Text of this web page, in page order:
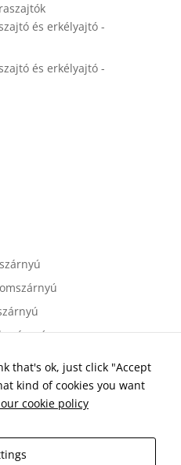
és erkélyajtó -
és erkélyajtó -
- egyszárnyú
- kétszárnyú
erkélyajtó - egyszárnyú
that's ok, just click "Accept
kind of cookies you want
cookie policy
content and
offers.